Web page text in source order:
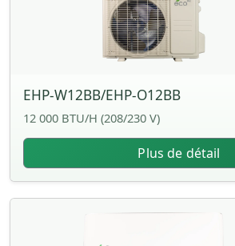
EHP-W12BB/EHP-O12BB
12 000 BTU/H (208/230 V)
Plus de détail